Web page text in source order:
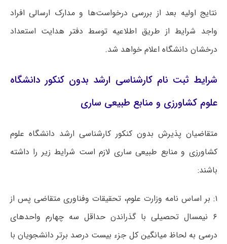
نتایج اولیه بعد از بررسی درخواست‌ها و مدارک ارسالی افراد
واجد شرایط از طریق اطلاعیه توسط دفتر هدایت استعداد
درخشان دانشگاه اعلام خواهد شد.
شرایط ثبت نام کارشناسی ارشد بدون کنکور دانشگاه
علوم کشاورزی و منابع طبیعی ساری
متقاضیان پذیرش بدون کنکور کارشناسی ارشد دانشگاه علوم
کشاورزی و منابع طبیعی ساری لازم است شرایط زیر را داشته
باشند:
۱: بر اساس نامه وزارت علوم، تحقیقات وفناوری متقاضی پس از
۶ نیمسال تحصیلی با گذراندن حداقل سه چهارم واحد‌های
درسی به لحاظ میانگین کل جزء بیست درصد برتر دانشجویان با